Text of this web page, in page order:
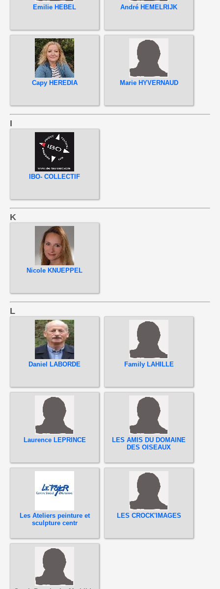
Emilie HEBEL André HEMELRIJK
Capy HEREDIA Marie HYVERNAUD
I
IBO- COLLECTIF
K
Nicole KNUEPPEL
L
Daniel LABORDE Family LAHILLE
Laurence LEPRINCE
LES AMIS DU DOMAINE
DES OISEAUX
Les Ateliers peinture et
sculpture centr
LES CROCK'IMAGES